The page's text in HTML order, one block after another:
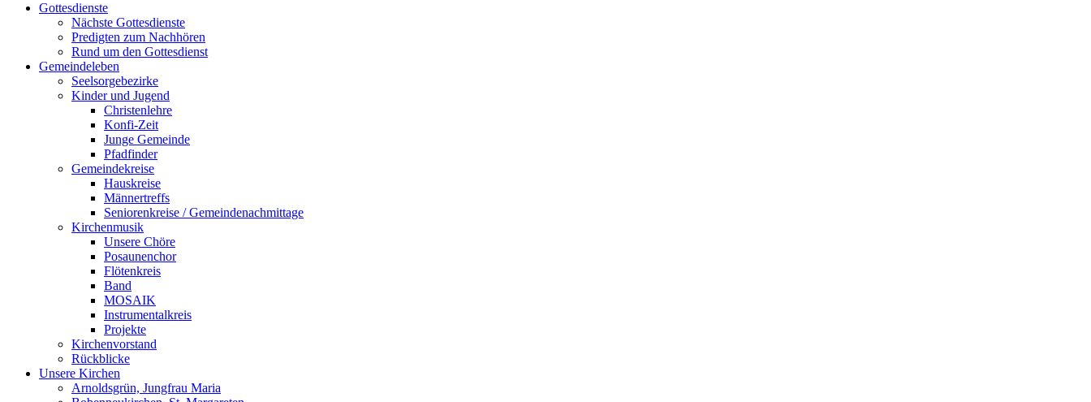
Gottesdienste
Nächste Gottesdienste
Predigten zum Nachhören
Rund um den Gottesdienst
Gemeindeleben
Seelsorgebezirke
Kinder und Jugend
Christenlehre
Konfi-Zeit
Junge Gemeinde
Pfadfinder
Gemeindekreise
Hauskreise
Männertreffs
Seniorenkreise / Gemeindenachmittage
Kirchenmusik
Unsere Chöre
Posaunenchor
Flötenkreis
Band
MOSAIK
Instrumentalkreis
Projekte
Kirchenvorstand
Rückblicke
Unsere Kirchen
Arnoldsgrün, Jungfrau Maria